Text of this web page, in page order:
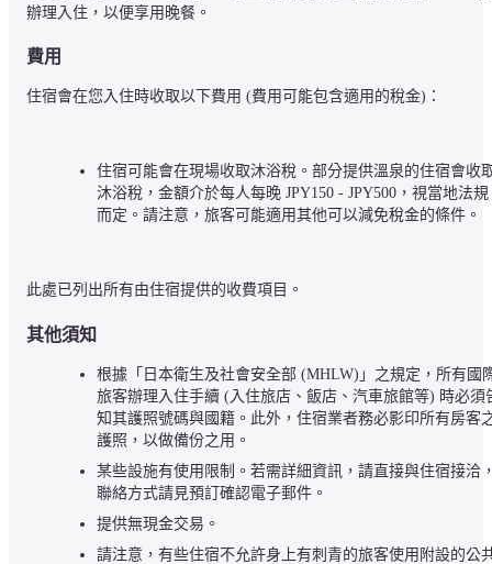
辦理入住，以便享用晚餐。
費用
住宿會在您入住時收取以下費用 (費用可能包含適用的稅金)：
住宿可能會在現場收取沐浴稅。部分提供溫泉的住宿會收
沐浴稅，金額介於每人每晚 JPY150 - JPY500，視當地法規
而定。請注意，旅客可能適用其他可以減免稅金的條件。
此處已列出所有由住宿提供的收費項目。
其他須知
根據「日本衛生及社會安全部 (MHLW)」之規定，所有國
旅客辦理入住手續 (入住旅店、飯店、汽車旅館等) 時必須
知其護照號碼與國籍。此外，住宿業者務必影印所有房客
護照，以做備份之用。
某些設施有使用限制。若需詳細資訊，請直接與住宿接洽
聯絡方式請見預訂確認電子郵件。
提供無現金交易。
請注意，有些住宿不允許身上有刺青的旅客使用附設的公